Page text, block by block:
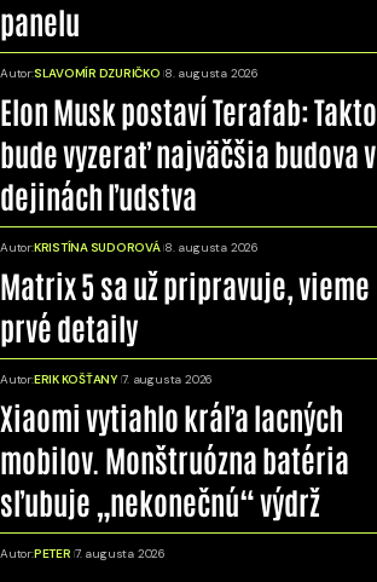
panelu
Autor:SLAVOMÍR DZURIČKO 8. augusta 2026
Elon Musk postaví Terafab: Takto
bude vyzerať najväčšia budova v
dejinách ľudstva
Autor:KRISTÍNA SUDOROVÁ 8. augusta 2026
Matrix 5 sa už pripravuje, vieme
prvé detaily
Autor:ERIK KOŠŤANY 7. augusta 2026
Xiaomi vytiahlo kráľa lacných
mobilov. Monštruózna batéria
sľubuje „nekonečnú“ výdrž
Autor:PETER 7. augusta 2026